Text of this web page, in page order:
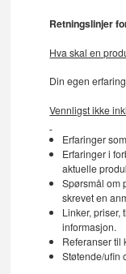
Retningslinjer
Hva skal en
Din egen
Vennligst ikke
Erfaringer
Erfaringer i
aktuelle
Spørsmål om
skrevet en
Linker,
informasjon.
Referanser til
Støtende/ufin